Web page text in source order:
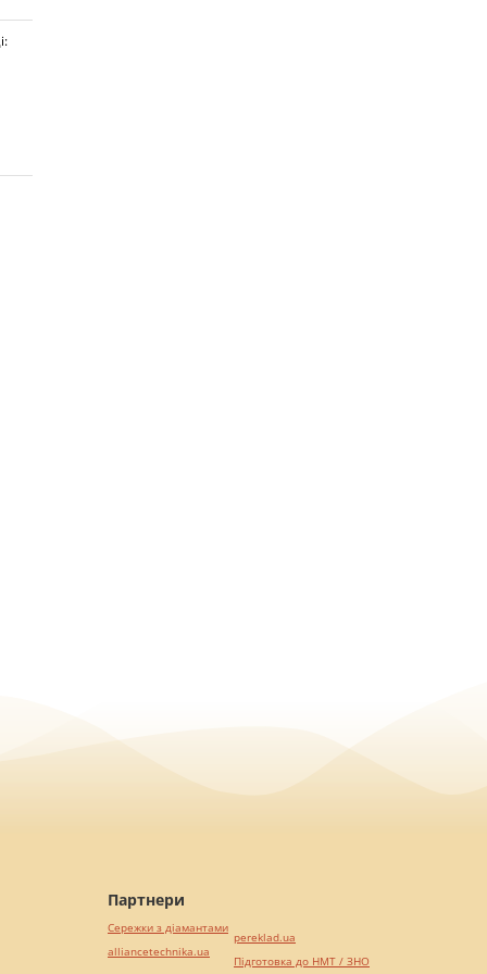
Партнери
Сережки з діамантами
alliancetechnika.ua
pereklad.ua
Підготовка до НМТ / ЗНО